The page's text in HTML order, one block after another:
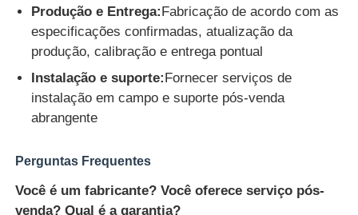
Produção e Entrega: Fabricação de acordo com as
especificações confirmadas, atualização da
produção, calibração e entrega pontual
Instalação e suporte: Fornecer serviços de
instalação em campo e suporte pós-venda
abrangente
Perguntas Frequentes
Você é um fabricante? Você oferece serviço pós-
venda? Qual é a garantia?